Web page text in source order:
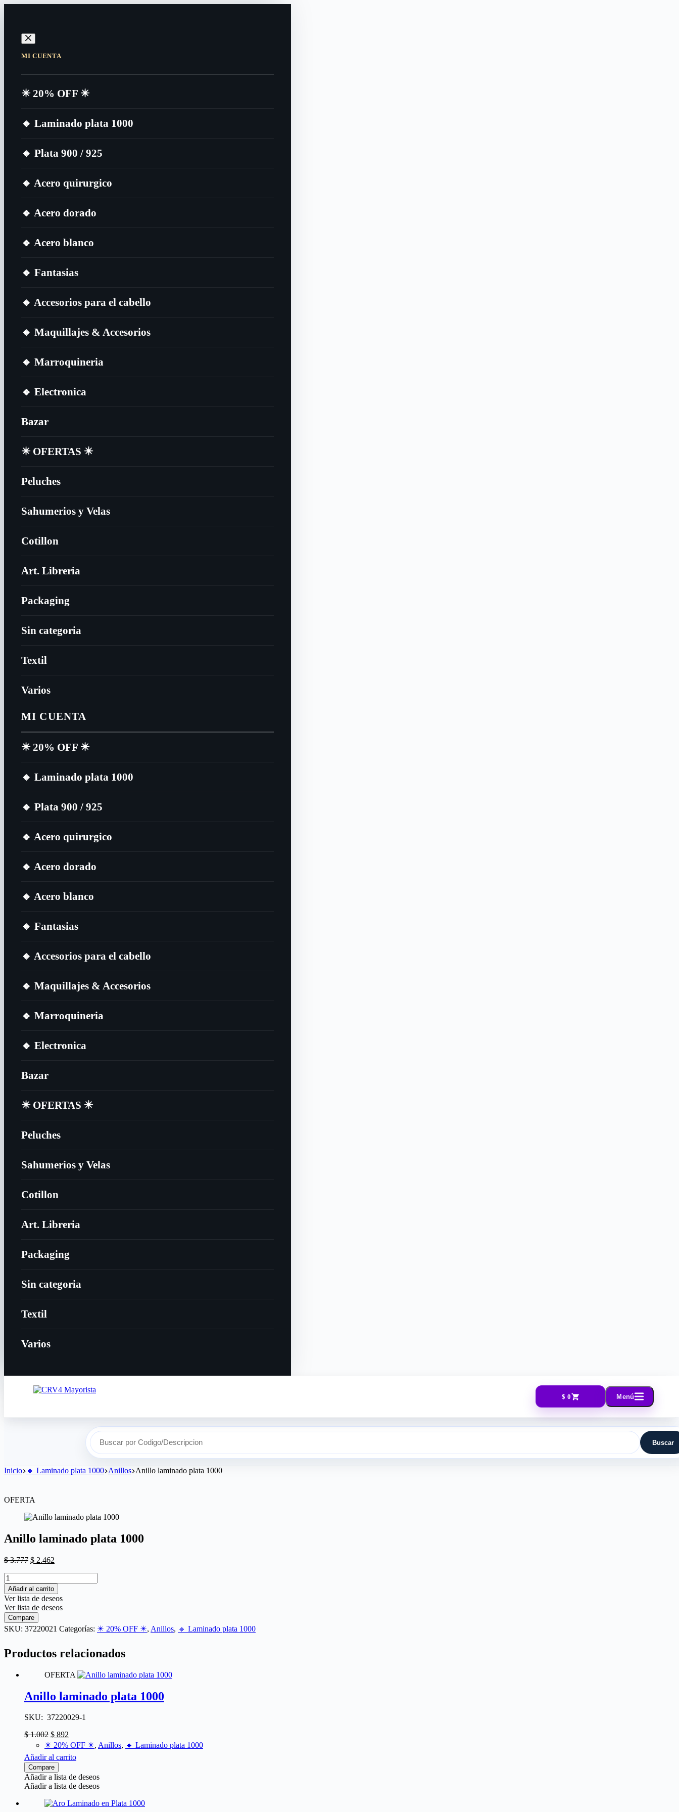
MI CUENTA
✴️​ 20% OFF ✴️​
🔸​ Laminado plata 1000
🔸​ Plata 900 / 925
🔸​ Acero quirurgico
🔸​ Acero dorado
🔸​ Acero blanco
🔸​ Fantasias
🔸​ Accesorios para el cabello
🔸​ Maquillajes & Accesorios
🔸​ Marroquineria
🔸​ Electronica
Bazar
✴️​ OFERTAS ✴️​
Peluches
Sahumerios y Velas
Cotillon
Art. Libreria
Packaging
Sin categoria
Textil
Varios
MI CUENTA
✴️​ 20% OFF ✴️​
🔸​ Laminado plata 1000
🔸​ Plata 900 / 925
🔸​ Acero quirurgico
🔸​ Acero dorado
🔸​ Acero blanco
🔸​ Fantasias
🔸​ Accesorios para el cabello
🔸​ Maquillajes & Accesorios
🔸​ Marroquineria
🔸​ Electronica
Bazar
✴️​ OFERTAS ✴️​
Peluches
Sahumerios y Velas
Cotillon
Art. Libreria
Packaging
Sin categoria
Textil
Varios
$ 0 Menú
Buscar por Codigo/Descripcion Buscar
Inicio 🔸​ Laminado plata 1000 Anillos Anillo laminado plata 1000
OFERTA
Anillo laminado plata 1000
$3.777 $ 2.462
Añadir al carrito
Ver lista de deseos
Ver lista de deseos
Compare
SKU: 37220021 Categorías: ✴️​ 20% OFF ✴️​, Anillos, 🔸​ Laminado plata 1000
Productos relacionados
OFERTA
Anillo laminado plata 1000
SKU: 37220029-1
$1.002 $ 892
✴️​ 20% OFF ✴️​, Anillos, 🔸​ Laminado plata 1000
Añadir al carrito
Compare
Añadir a lista de deseos
Añadir a lista de deseos